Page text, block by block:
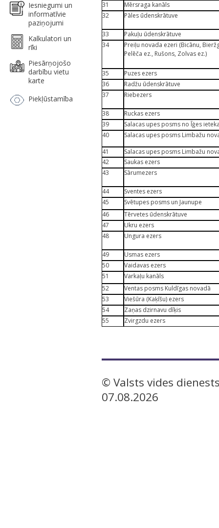
Iesniegumi un
informatīvie
paziņojumi
Kalkulatori un
rīki
Piesārņojošo
darbību vietu
karte
Piekļūstamība
31
Mērsraga kanāls
32
Pāles ūdenskrātuve
33
Pakuļu ūdenskrātuve
34
Preiļu novada ezeri (Bicānu,
Pelēča ez., Rušons, Zolvas ez.)
35
Puzes ezers
36
Radžu ūdenskrātuve
37
Riebezers
38
Ruckas ezers
39
Salacas upes posms no Īģes
40
Salacas upes posms Limbažu
41
Salacas upes posms Limbažu
42
Saukas ezers
43
Sārumezers
44
Sventes ezers
45
Svētupes posms un Jaunupe
46
Tērvetes ūdenskrātuve
47
Ukru ezers
48
Ungura ezers
49
Usmas ezers
50
Vaidavas ezers
51
Varkaļu kanāls
52
Ventas posms Kuldīgas novadā
53
Viešūra (Kaķīšu) ezers
54
Zaņas dzirnavu dīķis
55
Zvirgzdu ezers
© Valsts vides
07.08.2026